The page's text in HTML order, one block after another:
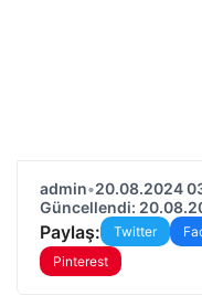
admin•20.08.2024
Güncellendi:
Paylaş: Twitter
Pinterest